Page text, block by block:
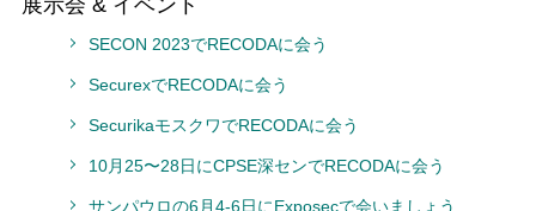
展示会 & イベント
SECON 2023でRECODAに会う
SecurexでRECODAに会う
SecurikaモスクワでRECODAに会う
10月25〜28日にCPSE深センでRECODAに会う
サンパウロの6月4-6日にExposecで会いましょう